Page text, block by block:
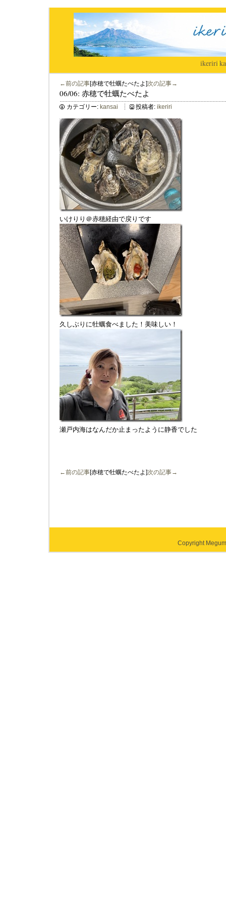
ikeriri|
←前の記事[赤穂で牡蠣たべたよ]次の記事→
06/06: 赤穂で牡蠣たべたよ
カテゴリー: kansai 投稿者: ikeriri
いけりり＠赤穂経由で戻りです
久しぶりに牡蠣食べました！美味しい！
瀬戸内海はなんだか止まったように静香でした
←前の記事[赤穂で牡蠣たべたよ]次の記事→
Copyright